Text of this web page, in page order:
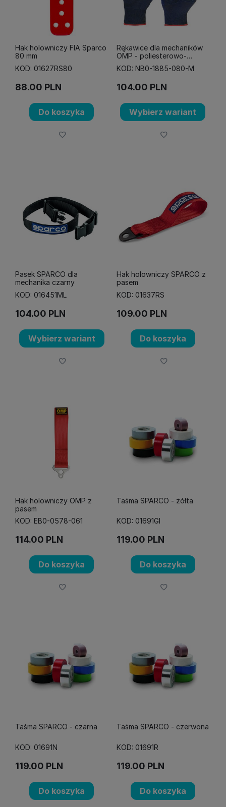
Hak holowniczy FIA Sparco
80 mm
KOD: 01627RS80
88.00 PLN
Do koszyka
Rękawice dla mechaników
OMP - poliesterowo-
bawełniane
KOD: NB0-1885-080-M
104.00 PLN
Wybierz wariant
Pasek SPARCO dla
mechanika czarny
KOD: 016451ML
104.00 PLN
Wybierz wariant
Hak holowniczy SPARCO z
pasem
KOD: 01637RS
109.00 PLN
Do koszyka
Hak holowniczy OMP z
pasem
KOD: EB0-0578-061
114.00 PLN
Do koszyka
Taśma SPARCO - żółta
KOD: 01691GI
119.00 PLN
Do koszyka
Taśma SPARCO - czarna
KOD: 01691N
119.00 PLN
Do koszyka
Taśma SPARCO - czerwona
KOD: 01691R
119.00 PLN
Do koszyka